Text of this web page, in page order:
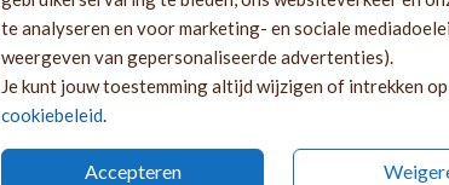
te analyseren en voor marketing- en sociale
weergeven van gepersonaliseerde advertenties).
Je kunt jouw toestemming altijd wijzigen of intrekken
cookiebeleid
Accepteren